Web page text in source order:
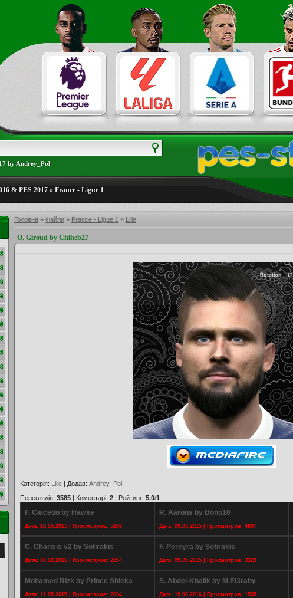
by Andrey_Pol
& PES 2017» France - Ligue 1
Головна» Файли» France - Ligue 1 » Lille
O. Giroud by Chiheb27
Категорія: Lille| Додав: Andrey_Pol
Переглядів: 3585| Коментарі: 2| Рейтинг: 5.0/1
F. Caicedo by Hawke
Дата: 16.05.2015 | Просмотров: 5186
R. Aarons by Bono10
Дата: 09.05.2015 | Просмотров: 4697
C. Charisis v2 by Sotirakis
Дата: 08.02.2016 | Просмотров: 2854
F. Pereyra by Sotirakis
Дата: 09.05.2015 | Просмотров: 3323
Mohamed Rizk by Prince Shieka
Дата: 21.05.2015 | Просмотров: 2604
S. Abdel-Khalik by M.El3raby
Дата: 19.08.2016 | Просмотров: 1535